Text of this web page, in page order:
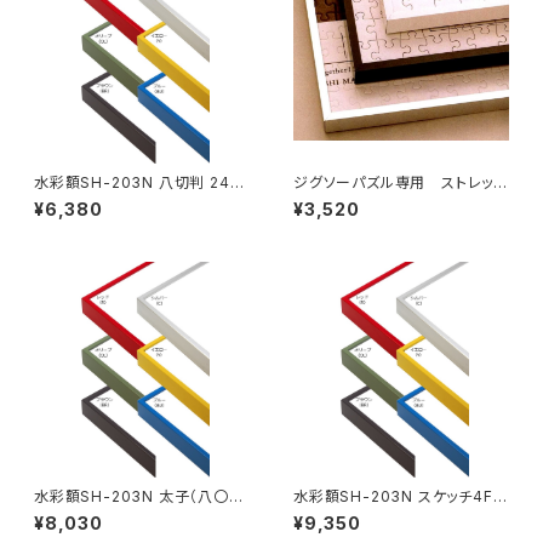
水彩額SH-203N 八切判 241×
302ミリ
¥6,380
ジグソーパズル専用 ストレッチ
ライン 405×770ミリ （10ボW)
¥3,520
水彩額SH-203N 太子（八〇）
判 287×378ミリ
¥8,030
水彩額SH-203N スケッチ4F 3
52×443ミリ
¥9,350